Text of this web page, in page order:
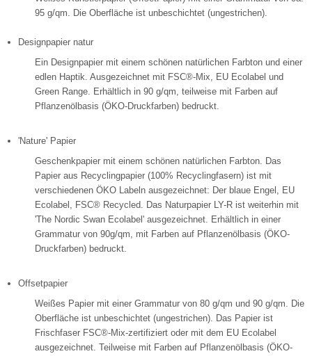
95 g/qm. Die Oberfläche ist unbeschichtet (ungestrichen).
Designpapier natur
Ein Designpapier mit einem schönen natürlichen Farbton und einer
edlen Haptik. Ausgezeichnet mit FSC®-Mix, EU Ecolabel und
Green Range. Erhältlich in 90 g/qm, teilweise mit Farben auf
Pflanzenölbasis (ÖKO-Druckfarben) bedruckt.
'Nature' Papier
Geschenkpapier mit einem schönen natürlichen Farbton. Das
Papier aus Recyclingpapier (100% Recyclingfasern) ist mit
verschiedenen ÖKO Labeln ausgezeichnet: Der blaue Engel, EU
Ecolabel, FSC® Recycled. Das Naturpapier LY-R ist weiterhin mit
'The Nordic Swan Ecolabel' ausgezeichnet. Erhältlich in einer
Grammatur von 90g/qm, mit Farben auf Pflanzenölbasis (ÖKO-
Druckfarben) bedruckt.
Offsetpapier
Weißes Papier mit einer Grammatur von 80 g/qm und 90 g/qm. Die
Oberfläche ist unbeschichtet (ungestrichen). Das Papier ist
Frischfaser FSC®-Mix-zertifiziert oder mit dem EU Ecolabel
ausgezeichnet. Teilweise mit Farben auf Pflanzenölbasis (ÖKO-